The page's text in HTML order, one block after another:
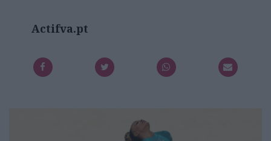
Actifva.pt